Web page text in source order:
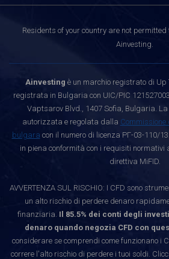
Residents of your country are not
Ainvesting.
Ainvesting è un marchio registrato di Up
registrata in Bulgaria con UIC/PIC
Vaptsarov Blvd., 1407 Sofia, Bulgaria.
autorizzata e regolata dalla
bulgara con il numero di licenza РГ-03-110/
in piena conformità con i requisiti
direttiva MiFID.
AVVERTENZA SUL RISCHIO: I CFD sono
un alto rischio di perdere denaro
finanziaria. Il 85.5% dei conti degli
denaro quando negozia CFD con
considerare se comprendi come funzionano i
correre l'alto rischio di perdere i tuoi soldi.